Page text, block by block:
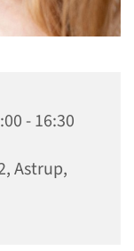
- 16:30
Astrup,